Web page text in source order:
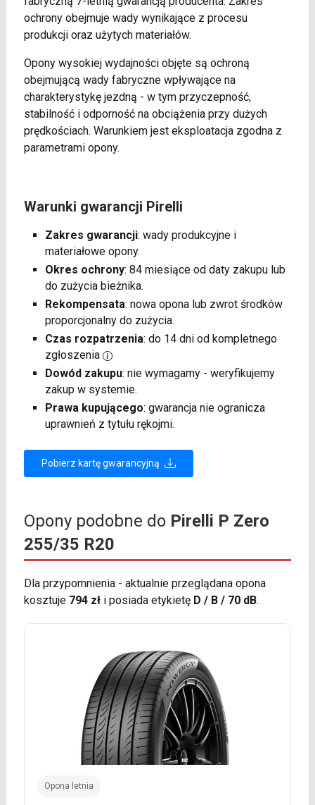
ochrony obejmuje wady wynikające z procesu
produkcji oraz użytych materiałów.
Opony wysokiej wydajności objęte są ochroną
obejmującą wady fabryczne wpływające na
charakterystykę jezdną - w tym przyczepność,
stabilność i odporność na obciążenia przy dużych
prędkościach. Warunkiem jest eksploatacja zgodna z
parametrami opony.
Warunki gwarancji Pirelli
Zakres gwarancji: wady produkcyjne i
materiałowe opony.
Okres ochrony: 84 miesiące od daty zakupu lub
do zużycia bieżnika.
Rekompensata: nowa opona lub zwrot środków
proporcjonalny do zużycia.
Czas rozpatrzenia: do 14 dni od kompletnego
zgłoszenia
Dowód zakupu: nie wymagamy - weryfikujemy
zakup w systemie.
Prawa kupującego: gwarancja nie ogranicza
uprawnień z tytułu rękojmi.
Pobierz kartę gwarancyjną
Opony podobne do Pirelli P Zero
255/35 R20
Dla przypomnienia - aktualnie przeglądana opona
kosztuje 794 złi posiada etykietę D / B / 70 dB.
Opona letnia